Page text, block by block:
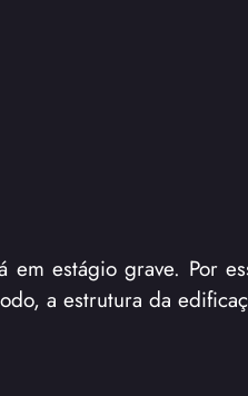
estágio grave. Por
a estrutura da